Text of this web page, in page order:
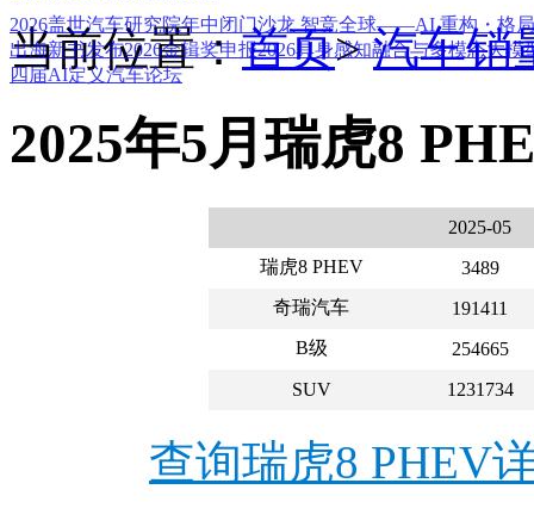
2026盖世汽车研究院年中闭门沙龙 智竞全球——AI 重构・格
出海新书发布2026金辑奖申报2026具身感知融合与多模态大模
四届AI定义汽车论坛
当前位置：首页>汽车销
2025年5月瑞虎8
2025-05
瑞虎8 PHEV
3489
奇瑞汽车
191411
B级
254665
SUV
1231734
查询瑞虎8 PHEV